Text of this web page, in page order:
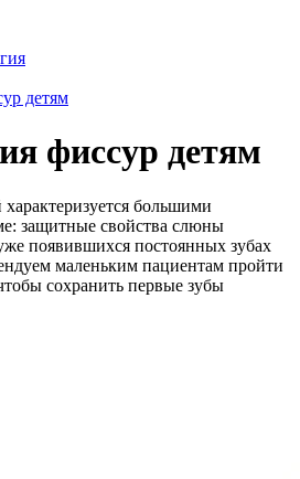
детям
фиссур детям
большими
защитные свойства слюны
появившихся постоянных зубах
маленьким пациентам пройти
сохранить первые зубы